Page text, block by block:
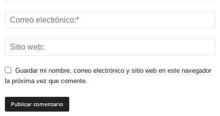
Guardar mi nombre, correo electrónico y sitio web en este navegador
la próxima vez que comente.